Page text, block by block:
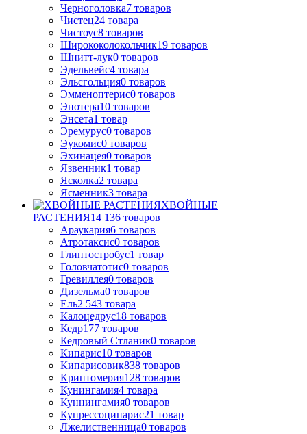
Черноголовка7 товаров
Чистец24 товара
Чистоус8 товаров
Ширококолокольчик19 товаров
Шнитт-лук0 товаров
Эдельвейс4 товара
Эльсгольция0 товаров
Эмменоптерис0 товаров
Энотера10 товаров
Энсета1 товар
Эремурус0 товаров
Эукомис0 товаров
Эхинацея0 товаров
Язвенник1 товар
Ясколка2 товара
Ясменник3 товара
ХВОЙНЫЕ
РАСТЕНИЯ14 136 товаров
Араукария6 товаров
Атротаксис0 товаров
Глиптостробус1 товар
Головчатотис0 товаров
Гревиллея0 товаров
Дизельма0 товаров
Ель2 543 товара
Калоцедрус18 товаров
Кедр177 товаров
Кедровый Стланик0 товаров
Кипарис10 товаров
Кипарисовик838 товаров
Криптомерия128 товаров
Кунингамия4 товара
Куннингамия0 товаров
Купрессоципарис21 товар
Лжелиственница0 товаров